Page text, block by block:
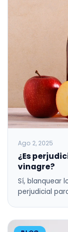
Ago 2, 2025
¿Es
vinagre?
Sí, blanquear
perjudicial